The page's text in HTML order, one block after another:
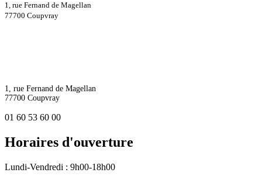
1, rue Fernand de Magellan
77700 Coupvray
1, rue Fernand de Magellan
77700 Coupvray
01 60 53 60 00
Horaires d'ouverture
Lundi-Vendredi : 9h00-18h00